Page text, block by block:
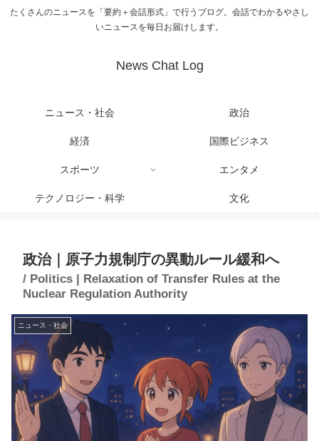
たくさんのニュースを「要約＋会話形式」で行うブログ。会話でわかるやさし
いニュースを毎日お届けします。
News Chat Log
ニュース・社会 政治
経済 国際ビジネス
スポーツ エンタメ
テクノロジー・科学 文化
政治｜原子力規制庁の異動ルール緩和へ
/ Politics | Relaxation of Transfer Rules at the
Nuclear Regulation Authority
ニュース・社会